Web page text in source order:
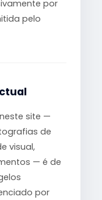
por
pelo
site —
de
visual,
— é de
por